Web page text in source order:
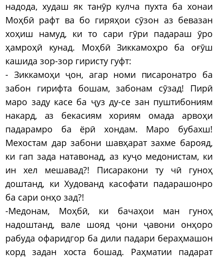
надода, худаш як танӯр кулча пухта ба хонаи
Моҳбӣ рафт ва бо гиряҳои сӯзон аз бевазан
хоҳиш намуд, ки то сари гӯри падараш ӯро
ҳамроҳӣ кунад. Моҳбӣ Зиккамоҳро ба оғӯш
кашида зор-зор гиристу гуфт:
- Зиккамоҳи ҷон, агар номи писаронатро ба
забон гирифта бошам, забонам сӯзад! Пирӣ
маро заду касе ба ҷуз ду-се зан пуштибониям
накард, аз бекасиям хориям омада арвоҳи
падарамро ба ёрӣ хондам. Маро бубахш!
Мехостам дар забони шавҳарат захме барояд,
ки гап зада натавонад, аз куҷо медонистам, ки
ин хел мешавад?! Писаракони ту чӣ гуноҳ
доштанд, ки Худованд касофати падарашонро
ба сари онҳо зад?!
-Медонам, Моҳбӣ, ки бачаҳои ман гуноҳ
надоштанд, вале шояд ҷони ҷавони онҳоро
рабуда офаридгор ба дили падари бераҳмашон
корд задан хоста бошад. Раҳматии падарат